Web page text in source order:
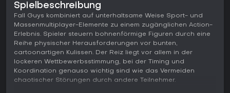
Spielbeschreibung
Fall Guys kombiniert auf unterhaltsame Weise Sport- und
Massenmultiplayer-Elemente zu einem zugänglichen Action-
Erlebnis. Spieler steuern bohnenförmige Figuren durch eine
Reihe physischer Herausforderungen vor bunten,
cartoonartigen Kulissen. Der Reiz liegt vor allem in der
lockeren Wettbewerbsstimmung, bei der Timing und
Koordination genauso wichtig sind wie das Vermeiden
chaotischer Störungen durch andere Teilnehmer.